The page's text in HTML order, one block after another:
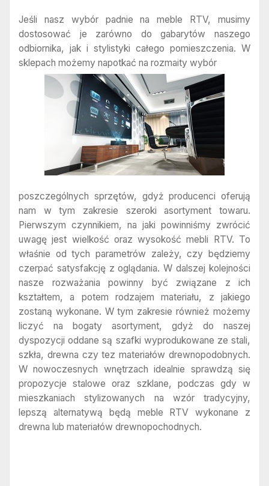
Jeśli nasz wybór padnie na meble RTV, musimy
dostosować je zarówno do gabarytów naszego
odbiornika, jak i stylistyki całego pomieszczenia. W
sklepach możemy napotkać na rozmaity wybór
poszczególnych sprzętów, gdyż producenci oferują
nam w tym zakresie szeroki asortyment towaru.
Pierwszym czynnikiem, na jaki powinniśmy zwrócić
uwagę jest wielkość oraz wysokość mebli RTV. To
właśnie od tych parametrów zależy, czy będziemy
czerpać satysfakcję z oglądania. W dalszej kolejności
nasze rozważania powinny być związane z ich
kształtem, a potem rodzajem materiału, z jakiego
zostaną wykonane. W tym zakresie również możemy
liczyć na bogaty asortyment, gdyż do naszej
dyspozycji oddane są szafki wyprodukowane ze stali,
szkła, drewna czy tez materiałów drewnopodobnych.
W nowoczesnych wnętrzach idealnie sprawdzą się
propozycje stalowe oraz szklane, podczas gdy w
mieszkaniach stylizowanych na wzór tradycyjny,
lepszą alternatywą będą meble RTV wykonane z
drewna lub materiałów drewnopochodnych.